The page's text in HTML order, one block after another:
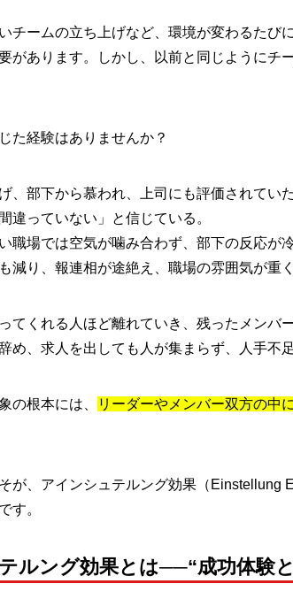
チームの立ち上げなど、環境が変わるたび
があります。しかし、以前と同じようにチ
た経験はありませんか？
、部下から慕われ、上司にも評価されていた
違っていない」と信じている。
職場では空気が噛み合わず、部下の反応が
減り、報連相が途絶え、職場の雰囲気が重
てくれる人ほど離れていき、残ったメンバ
め、求人を出しても人が集まらず、人手不
の根本には、 リーダーやメンバー双方の中
が、アインシュテルング効果（Einstellung
す。
ルング効果とは──“成功体験